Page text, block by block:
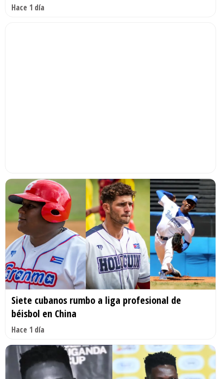
Hace 1 día
Siete cubanos rumbo a liga profesional de
béisbol en China
Hace 1 día